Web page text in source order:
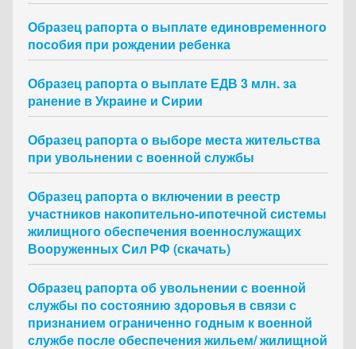
Образец рапорта о выплате единовременного
пособия при рождении ребенка
Образец рапорта о выплате ЕДВ 3 млн. за
ранение в Украине и Сирии
Образец рапорта о выборе места жительства
при увольнении с военной службы
Образец рапорта о включении в реестр
участников накопительно-ипотечной системы
жилищного обеспечения военнослужащих
Вооруженных Сил РФ (скачать)
Образец рапорта об увольнении с военной
службы по состоянию здоровья в связи с
признанием ограниченно годным к военной
службе после обеспечения жильем/ жилищной